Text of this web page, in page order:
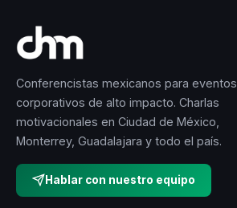
Conferencistas mexicanos para eventos
corporativos de alto impacto. Charlas
motivacionales en Ciudad de México,
Monterrey, Guadalajara y todo el país.
Hablar con nuestro equipo